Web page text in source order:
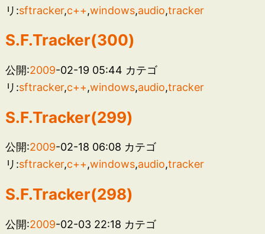
リ:sftracker,c++,windows,audio,tracker
S.F.Tracker(300)
公開:2009-02-19 05:44 カテゴ
リ:sftracker,c++,windows,audio,tracker
S.F.Tracker(299)
公開:2009-02-18 06:08 カテゴ
リ:sftracker,c++,windows,audio,tracker
S.F.Tracker(298)
公開:2009-02-03 22:18 カテゴ